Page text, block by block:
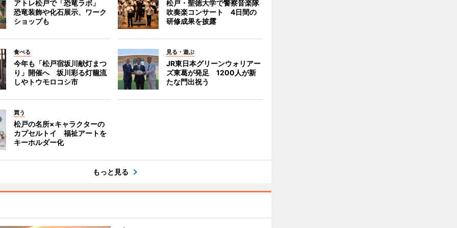
アトレ松戸で「恐竜ラボ」
恐竜装飾や化石展示、ワーク
ショップも
松戸・聖徳大学で警察音楽隊
吹奏楽コンサート 4日間の
研修成果を披露
食べる
今年も「松戸宿坂川献灯まつ
り」開催へ 坂川彩る灯籠流
しやトウモロコシ市
見る・遊ぶ
JR東日本グリーンウォリアー
ズ東葛が発足 1200人が新
たな門出祝う
買う
松戸の名所×キャラクターの
カプセルトイ 福祉アートを
キーホルダー化
もっと見る